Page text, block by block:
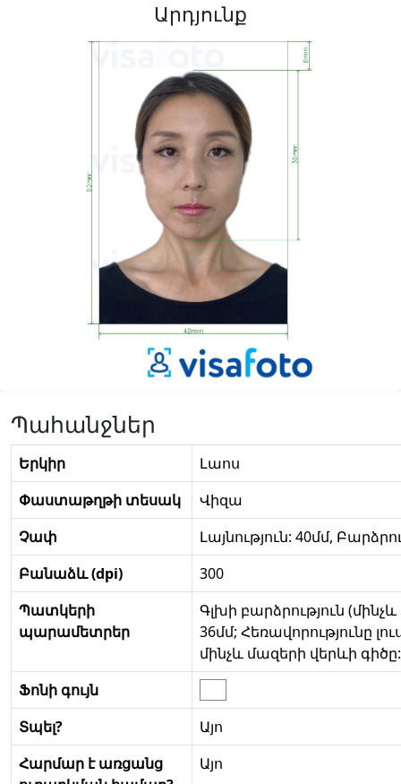
Արդյունք
Պահանջներ
Երկիր
Լաոս
Փաստաթղթի տեսակ
Վիզա
Չափ
Լայնություն: 40մմ,
Բանաձև (dpi)
300
Պատկերի
պարամետրեր
Գլխի բարձրություն
36մմ; Հեռավորությունը
մինչև մազերի վերևի
Ֆոնի գույն
Տպել?
Այո
Հարմար է առցանց
Այո